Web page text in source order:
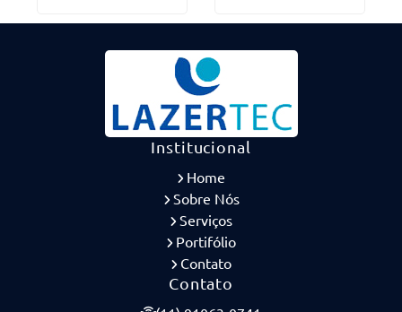
Institucional
Home
Sobre Nós
Serviços
Portifólio
Contato
Contato